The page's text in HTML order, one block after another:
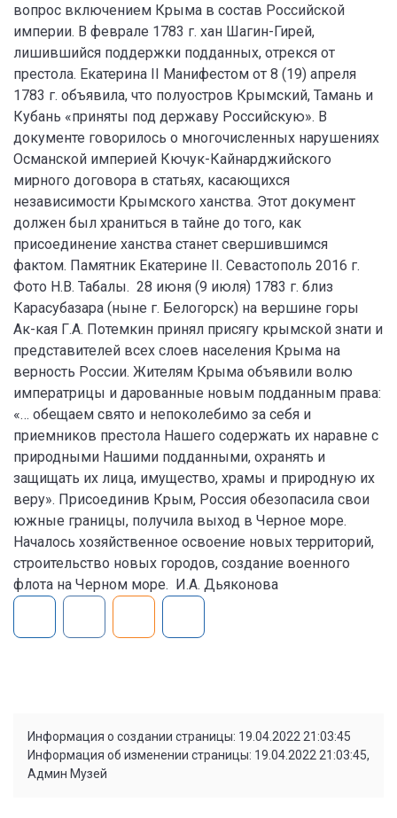
вопрос включением Крыма в состав Российской
империи. В феврале 1783 г. хан Шагин-Гирей,
лишившийся поддержки подданных, отрекся от
престола. Екатерина II Манифестом от 8 (19) апреля
1783 г. объявила, что полуостров Крымский, Тамань и
Кубань «приняты под державу Российскую». В
документе говорилось о многочисленных нарушениях
Османской империей Кючук-Кайнарджийского
мирного договора в статьях, касающихся
независимости Крымского ханства. Этот документ
должен был храниться в тайне до того, как
присоединение ханства станет свершившимся
фактом. Памятник Екатерине II. Севастополь 2016 г.
Фото Н.В. Табалы. 28 июня (9 июля) 1783 г. близ
Карасубазара (ныне г. Белогорск) на вершине горы
Ак-кая Г.А. Потемкин принял присягу крымской знати и
представителей всех слоев населения Крыма на
верность России. Жителям Крыма объявили волю
императрицы и дарованные новым подданным права:
«… обещаем свято и непоколебимо за себя и
приемников престола Нашего содержать их наравне с
природными Нашими подданными, охранять и
защищать их лица, имущество, храмы и природную их
веру». Присоединив Крым, Россия обезопасила свои
южные границы, получила выход в Черное море.
Началось хозяйственное освоение новых территорий,
строительство новых городов, создание военного
флота на Черном море. И.А. Дьяконова
Информация о создании страницы: 19.04.2022 21:03:45
Информация об изменении страницы: 19.04.2022 21:03:45,
Админ Музей